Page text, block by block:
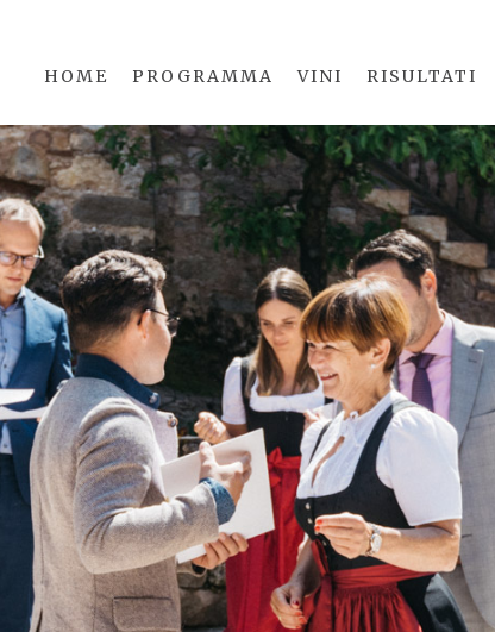
HOME PROGRAMMA VINI RISULTATI